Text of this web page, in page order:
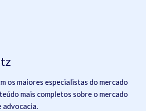
os maiores especialistas do mercado
mais completos sobre o mercado